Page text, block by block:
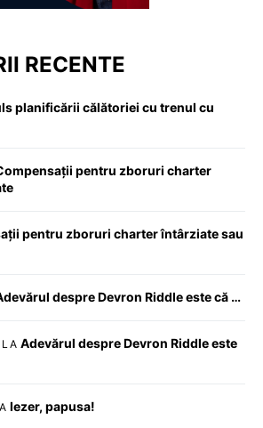
RECENTE
planificării călătoriei cu trenul cu
pentru zboruri charter
pentru zboruri charter întârziate sau
despre Devron Riddle este că …
LA Adevărul despre Devron Riddle este
Iezer, papusa!